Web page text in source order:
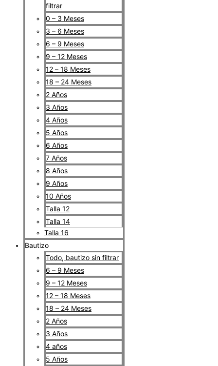
filtrar
0 – 3 Meses
3 – 6 Meses
6 – 9 Meses
9 – 12 Meses
12 – 18 Meses
18 – 24 Meses
2 Años
3 Años
4 Años
5 Años
6 Años
7 Años
8 Años
9 Años
10 Años
Talla 12
Talla 14
Talla 16
Bautizo
Todo, bautizo sin filtrar
6 – 9 Meses
9 – 12 Meses
12 – 18 Meses
18 – 24 Meses
2 Años
3 Años
4 años
5 Años